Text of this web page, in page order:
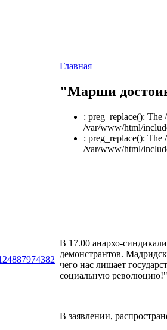
Главная
"Марши
: preg_replace(): The
/var/www/html/
: preg_replace(): The
/var/www/html/
В 17.00 анархо-
демонстрантов.
чего нас лишает
социальную революцию!"
В заявлении,